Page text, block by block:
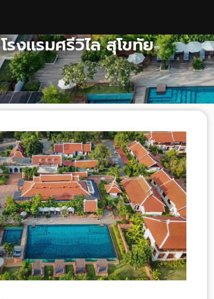
โรงแรมศรีวิไล สุโขทัย